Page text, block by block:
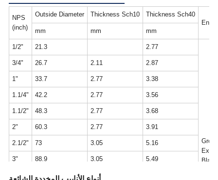
4" 114.3 3.05 6.02
5" 141.3 3.4 6.55
6" 168.3 3.4 7.11
8" 219.1 4.78 7.04
10" 273.1 4.78 7.8
NPS
(inch)
Outside Diameter Thickness Sch10
Thickness Sch40
Ends
mm
mm mm
1/2" 21.3 2.77
3/4" 26.7 2.11 2.87
1" 33.7 2.77 3.38
1.1/4" 42.2 2.77 3.56
1.1/2" 48.3 2.77 3.68
2" 60.3 2.77 3.91
2.1/2" 73 3.05 5.16
3" 88.9 3.05 5.49
3.1/2" 3.05